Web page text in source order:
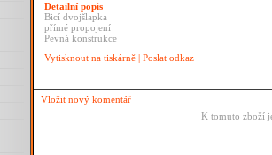
Detailní popis
Bicí dvojšlapka
přímé propojení
Pevná konstrukce
Vytisknout na tiskárně | Poslat odkaz
Vložit nový komentář
K tomuto zboží